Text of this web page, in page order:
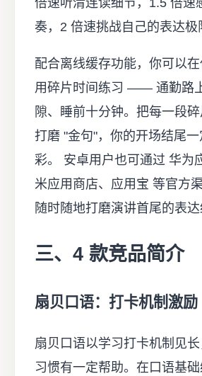
倍速听清连读细节，1.5 倍速
奏，2 倍速挑战自己的表达极
配合离线缓存功能，你可以在
用碎片时间练习 —— 通勤路
隙、睡前十分钟。把每一段
打磨 "金句"，你的开场结尾
彩。 安卓用户也可通过 华为
米应用商店、 应用宝 等官方
随时随地打磨演讲首尾的表达
三、4 款竞品简介
扇贝口语：打卡机制激励
扇贝口语以学习打卡机制见
习惯有一定帮助。在口语基